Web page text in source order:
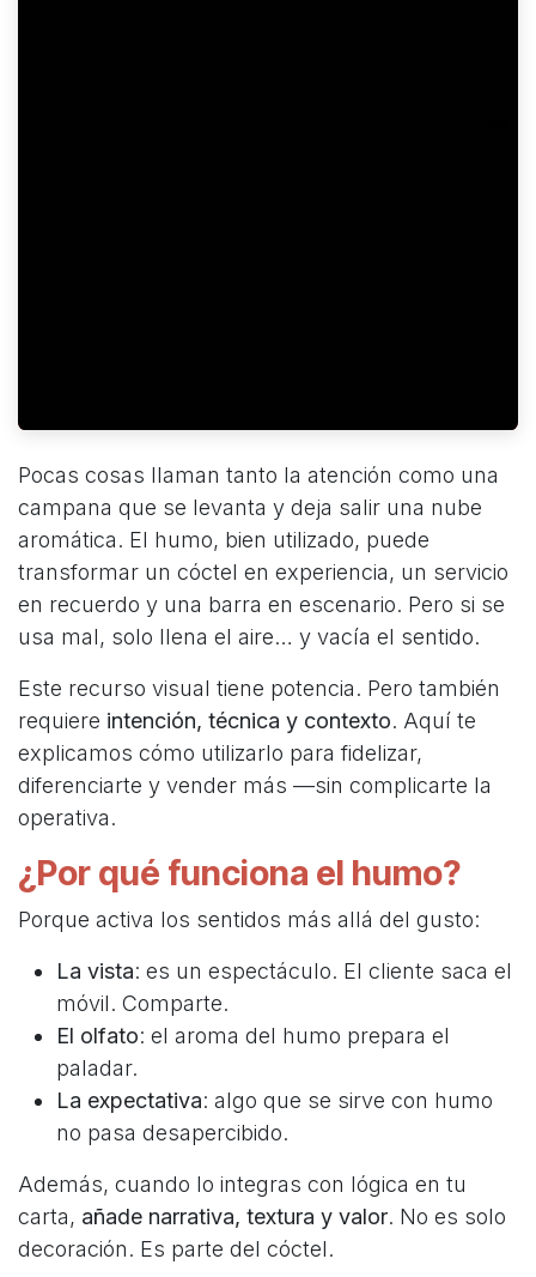
Pocas cosas llaman tanto la atención como una
campana que se levanta y deja salir una nube
aromática. El humo, bien utilizado, puede
transformar un cóctel en experiencia, un servicio
en recuerdo y una barra en escenario. Pero si se
usa mal, solo llena el aire… y vacía el sentido.
Este recurso visual tiene potencia. Pero también
requiere intención, técnica y contexto. Aquí te
explicamos cómo utilizarlo para fidelizar,
diferenciarte y vender más —sin complicarte la
operativa.
¿Por qué funciona el humo?
Porque activa los sentidos más allá del gusto:
La vista: es un espectáculo. El cliente saca el
móvil. Comparte.
El olfato: el aroma del humo prepara el
paladar.
La expectativa: algo que se sirve con humo
no pasa desapercibido.
Además, cuando lo integras con lógica en tu
carta, añade narrativa, textura y valor. No es solo
decoración. Es parte del cóctel.